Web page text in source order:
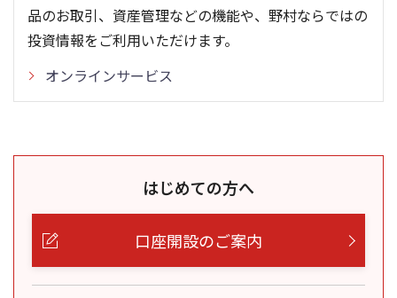
品のお取引、資産管理などの機能や、野村ならではの
投資情報をご利用いただけます。
オンラインサービス
はじめての方へ
口座開設のご案内